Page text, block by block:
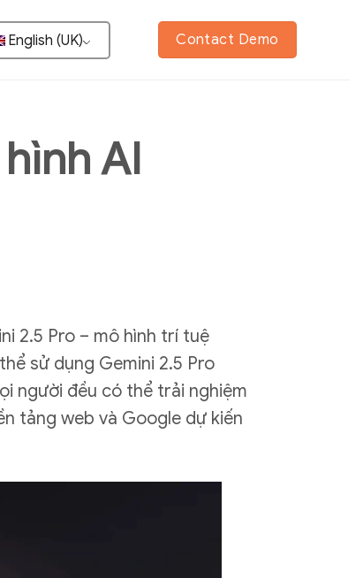
English (UK) Contact Demo
AI
2.5 Pro – mô hình trí tuệ
sử dụng Gemini 2.5 Pro
người đều có thể trải nghiệm
tảng web và Google dự kiến